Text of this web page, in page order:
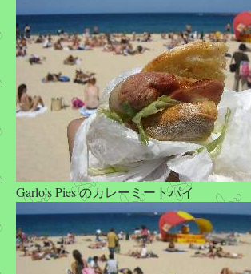
Garlo’s Pies のカレーミートパイ